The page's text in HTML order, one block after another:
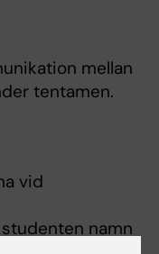
mellan
tentamen.
vid
namn